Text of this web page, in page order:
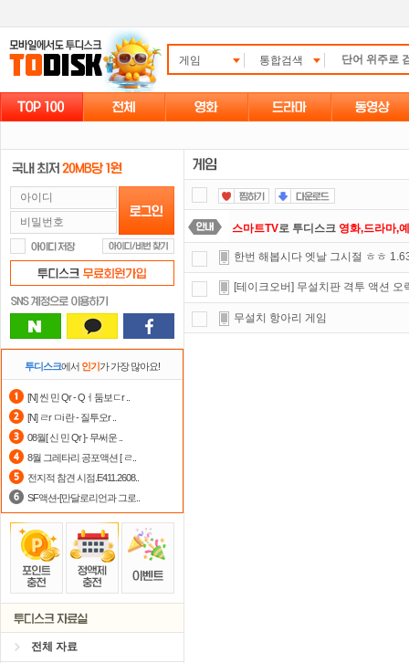
게임 통합검색
투디스크에서 인기가 가장 많아요!
[N] 씬 민 Qr - Qㅓ둠보ㄷr ..
[N] ㄹr ㅁi 란 - 질투오r ..
08월[ 신 민 Qr ]- 무써운 ..
8월 그레타리 공포액션 [ ㄹ..
전지적 참견 시점.E411.2608..
SF액션-[만달로리언과 그로..
전체 자료
스마트TV로 투디스크 영화,드라마,
숨어있는 카드 마일리지 조회하고
포인트할인쿠폰 사용방법 안내
정액제 할인쿠폰 사용방법
한번 해봅시다 엣날 그시절 ㅎㅎ
[테이크오버] 무설치판 격투 액션 오
무설치 항아리 게임